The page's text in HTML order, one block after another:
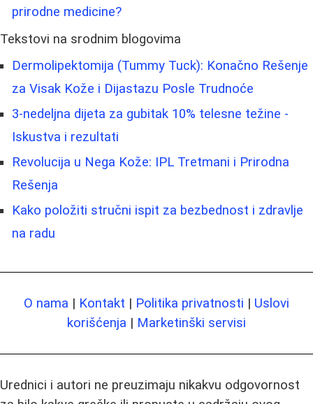
prirodne medicine?
Tekstovi na srodnim blogovima
Dermolipektomija (Tummy Tuck): Konačno Rešenje
za Visak Kože i Dijastazu Posle Trudnoće
3-nedeljna dijeta za gubitak 10% telesne težine -
Iskustva i rezultati
Revolucija u Nega Kože: IPL Tretmani i Prirodna
Rešenja
Kako položiti stručni ispit za bezbednost i zdravlje
na radu
O nama | Kontakt | Politika privatnosti | Uslovi
korišćenja | Marketinški servisi
Urednici i autori ne preuzimaju nikakvu odgovornost